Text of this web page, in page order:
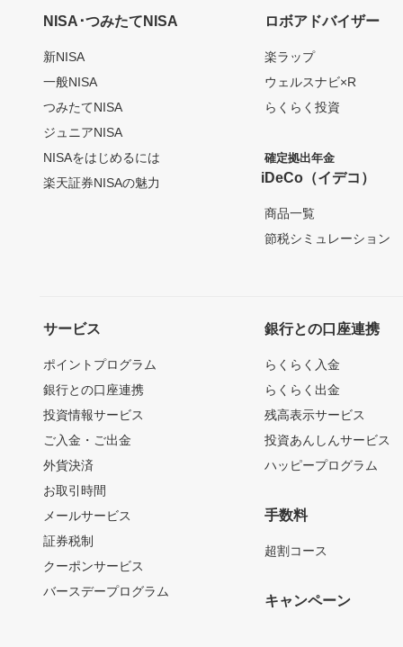
NISA･つみたてNISA
新NISA
一般NISA
つみたてNISA
ジュニアNISA
NISAをはじめるには
楽天証券NISAの魅力
ロボアドバイザー
楽ラップ
ウェルスナビ×R
らくらく投資
確定拠出年金
iDeCo（イデコ）
商品一覧
節税シミュレーション
サービス
ポイントプログラム
銀行との口座連携
投資情報サービス
ご入金・ご出金
外貨決済
お取引時間
メールサービス
証券税制
クーポンサービス
バースデープログラム
銀行との口座連携
らくらく入金
らくらく出金
残高表示サービス
投資あんしんサービス
ハッピープログラム
手数料
超割コース
キャンペーン